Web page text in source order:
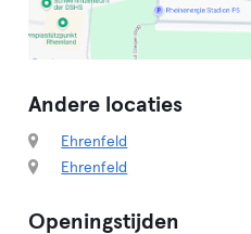
Andere locaties
Ehrenfeld
Ehrenfeld
Openingstijden